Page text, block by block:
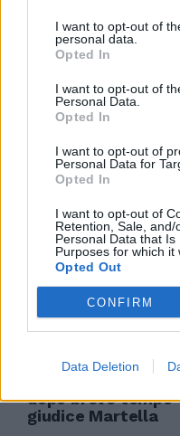
I want to opt-out of
personal data.
Opted In
I want to opt-out of
Personal Data.
Opted In
I want to opt-out of
Personal Data for
Opted In
I want to opt-out of
Retention, Sale,
Personal Data that
Purposes for which it
Opted Out
CONFIRM
Data Deletion
A "CHI L'HA VISTO?"
Spunta l'audio
Orlandi:
di una ragazza"
02/07/2024
MISTERO ITALIANO
Nuovo giallo sul
Emanuela Orlandi:
dei servizi segreti
dopo breve
giudice Martella